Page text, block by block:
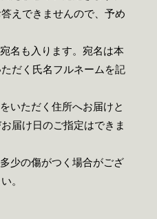
えできませんので、予め
名も入ります。宛名は本
だく氏名フルネームを記
いただく住所へお届けと
届け日のご指定はできま
少の傷がつく場合がござ
。